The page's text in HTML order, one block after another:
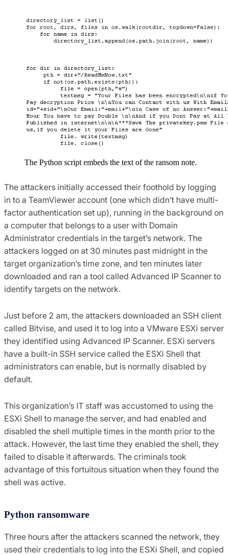
The Python script embeds the text of the ransom note.
The attackers initially accessed their foothold by logging
in to a TeamViewer account (one which didn’t have multi-
factor authentication set up), running in the background on
a computer that belongs to a user with Domain
Administrator credentials in the target’s network. The
attackers logged on at 30 minutes past midnight in the
target organization’s time zone, and ten minutes later
downloaded and ran a tool called Advanced IP Scanner to
identify targets on the network.
Just before 2 am, the attackers downloaded an SSH client
called Bitvise, and used it to log into a VMware ESXi server
they identified using Advanced IP Scanner. ESXi servers
have a built-in SSH service called the ESXi Shell that
administrators can enable, but is normally disabled by
default.
This organization’s IT staff was accustomed to using the
ESXi Shell to manage the server, and had enabled and
disabled the shell multiple times in the month prior to the
attack. However, the last time they enabled the shell, they
failed to disable it afterwards. The criminals took
advantage of this fortuitous situation when they found the
shell was active.
Python ransomware
Three hours after the attackers scanned the network, they
used their credentials to log into the ESXi Shell, and copied